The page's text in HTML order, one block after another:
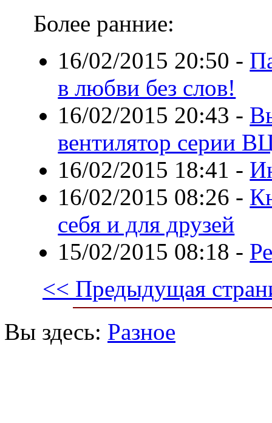
Более ранние:
16/02/2015 20:50 -
в любви без слов!
16/02/2015 20:43 -
вентилятор серии
16/02/2015 18:41 -
16/02/2015 08:26 -
себя и для друзей
15/02/2015 08:18 -
<< Предыдущая
Вы здесь: Разное